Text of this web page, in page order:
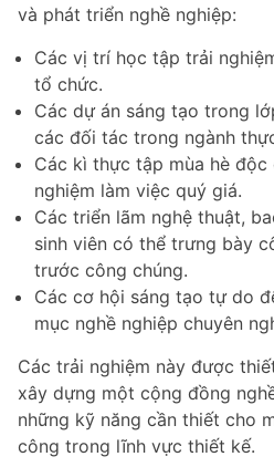
và phát triển nghề nghiệp:
Các vị trí học tập trải
tổ chức.
Các dự án sáng tạo trong
các đối tác trong ngành
Các kì thực tập mùa hè
nghiệm làm việc quý giá.
Các triển lãm nghệ thuật,
sinh viên có thể trưng bày
trước công chúng.
Các cơ hội sáng tạo tự do
mục nghề nghiệp chuyên
Các trải nghiệm này được
xây dựng một cộng đồng
những kỹ năng cần thiết cho
công trong lĩnh vực thiết kế.